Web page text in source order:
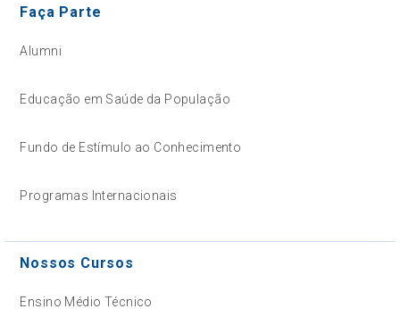
Faça Parte
Alumni
Educação em Saúde da População
Fundo de Estímulo ao Conhecimento
Programas Internacionais
Nossos Cursos
Ensino Médio Técnico